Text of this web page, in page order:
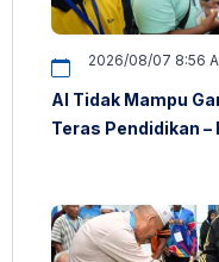
2026/08/07 8:56
AI Tidak Mampu
Teras Pendidikan –